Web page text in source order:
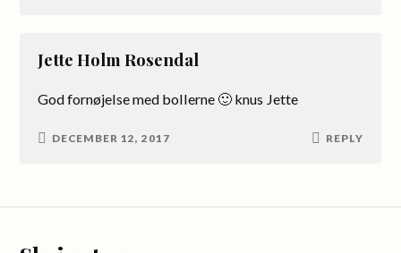
Jette Holm Rosendal
God fornøjelse med bollerne 🙂 knus Jette
DECEMBER 12, 2017 REPLY